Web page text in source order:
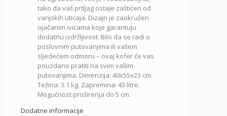
tako da vaš prtljag ostaje zaštićen od
vanjskih uticaja. Dizajn je zaokružen
ojačanim ivicama koje garantuju
dodatnu izdržljivost. Bilo da se radi o
poslovnim putovanjima ili vašem
sljedećem odmoru – ovaj kofer će vas
pouzdano pratiti na svim vašim
putovanjima. Dimenzija: 40x55x23 cm.
Težina: 3.1 kg. Zapremina: 43 litre.
Mogućnost proširenja do 5 cm.
Dodatne informacije